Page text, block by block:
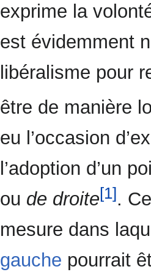
exprime la
est évidemment
libéralisme pour
être de manière
eu l’occasion
l’adoption d’un
ou de droite[1].
mesure dans
gauche pourrait